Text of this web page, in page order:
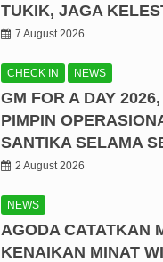
TUKIK, JAGA
7 August 2026
CHECK IN NEWS
GM FOR A DAY
PIMPIN
SANTIKA SELAMA
2 August 2026
NEWS
AGODA CATATKAN
KENAIKAN MINAT